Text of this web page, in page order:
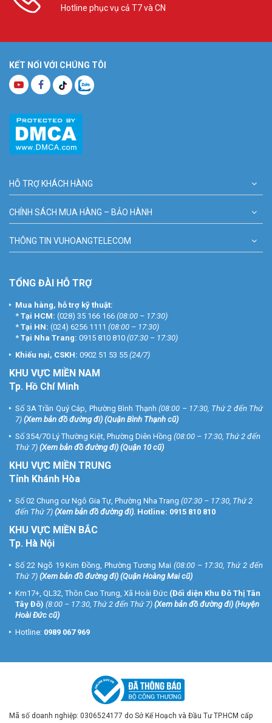
Hotline phục vụ cả T7 và CN
KẾT NỐI VỚI CHÚNG TÔI
HỖ TRỢ KHÁCH HÀNG
CHÍNH SÁCH MUA HÀNG – BẢO HÀNH
THÔNG TIN VUHOANGTELECOM
TỔNG ĐÀI HỖ TRỢ
Mua hàng, hỗ trợ kỹ thuật:
* Tại HCM: (028) 35 166 166 (08:00 – 17:30)
* Tại HN: (024) 6256 1111 (08:00 – 17:30)
* Tại Nha Trang: 0915 810 810 (07:30 – 17:30)
Khiếu nại, CSKH: 0902 51 53 55 (24/7)
KHU VỰC MIỀN NAM
Tp. Hồ Chí Minh
Số 3A Trần Quý Cáp, Phường Bình Thạnh (08:00 – 17:30, Thứ 2 đến Thứ
7) (Xem bản đồ đường đi) (Quận Bình Thạnh cũ)
Số 354/70 Lý Thường Kiệt, Phường Diên Hồng (08:00 – 17:30, Thứ 2 đến
Thứ 7) (Xem bản đồ đường đi) (Quận 10 cũ)
KHU VỰC MIỀN TRUNG
Tỉnh Khánh Hòa
Số 02 Chung cư Ngô Gia Tự, Phường Nha Trang (07:30 – 17:30, Thứ 2
đến Thứ 7) (Xem bản đồ đường đi). Hotline: 0915 810 810
KHU VỰC MIỀN BẮC
Tp. Hà Nội
Số 22 Ngõ 19 Kim Đồng, Phường Tương Mai (08:00 – 17:30, Thứ 2 đến
Thứ 7) (Xem bản đồ đường đi) (Quận Hoàng Mai cũ)
Km17+, QL32, Thôn Cao Trung, Xã Hoài Đức (Đối diện Khu Đô Thị Tân
Tây Đô) (8:00 – 17:30, Thứ 2 đến Thứ 7) (Xem bản đồ đường đi) (Huyện
Hoài Đức cũ)
Hotline: 0989 067 969
Mã số doanh nghiệp: 0306524177 do Sở Kế Hoạch và Đầu Tư TP.HCM cấp